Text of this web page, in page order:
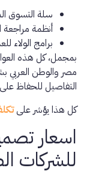
سلة التسوق
أنظمة مراجعة
برامج الولاء
بمجمل، كل هذه
مصر والوطن العربي
التفاصيل للحفاظ على
كل هذا يؤشر على
اسعار
للشركات